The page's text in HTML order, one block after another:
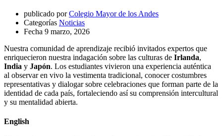
publicado por Colegio Mayor de los Andes
Categorías Noticias
Fecha 9 marzo, 2026
Nuestra comunidad de aprendizaje recibió invitados expertos que
enriquecieron nuestra indagación sobre las culturas de Irlanda,
India y Japón. Los estudiantes vivieron una experiencia auténtica
al observar en vivo la vestimenta tradicional, conocer costumbres
representativas y dialogar sobre celebraciones que forman parte de la
identidad de cada país, fortaleciendo así su comprensión intercultural
y su mentalidad abierta.
English